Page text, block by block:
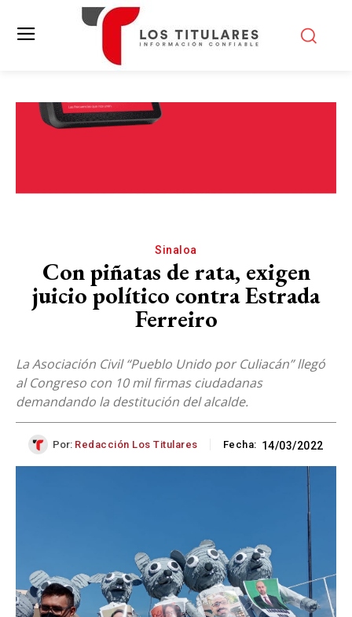
Sinaloa
Con piñatas de rata, exigen
juicio político contra Estrada
Ferreiro
La Asociación Civil “Pueblo Unido por Culiacán” llegó
al Congreso con 10 mil firmas ciudadanas
demandando la destitución del alcalde.
Por: Redacción Los Titulares Fecha: 14/03/2022